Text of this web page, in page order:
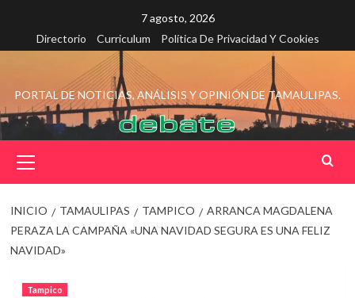
contenido
7 agosto, 2026
Directorio
Curriculum Política De Privacidad Y Cookies
PORTAL DE NOTICIAS, ANÁLISIS Y OPINIÓN DE TAMAULIPAS.
principal
INICIO TAMAULIPAS TAMPICO
ARRANCA MAGDALENA
PERAZA LA CAMPAÑA «UNA NAVIDAD SEGURA ES UNA FELIZ
NAVIDAD»
Tampico